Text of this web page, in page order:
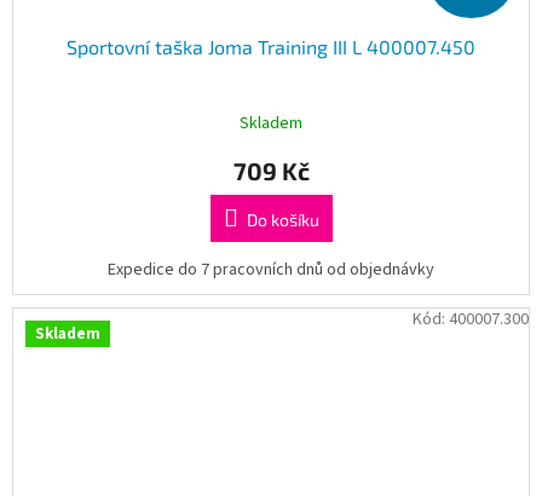
Sportovní taška Joma Training III L 400007.450
Skladem
709 Kč
Do košíku
Expedice do 7 pracovních dnů od objednávky
Skladem
Kód: 400007.300